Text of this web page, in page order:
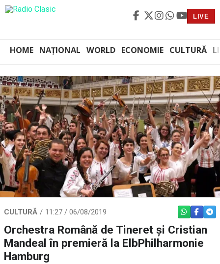
LIVE
HOME NAȚIONAL WORLD ECONOMIE CULTURĂ
CULTURĂ 11:27 / 06/08/2019 WHATSAPP
Orchestra Română de Tineret și Cristian
Mandeal în premieră la ElbPhilharmonie
Hamburg